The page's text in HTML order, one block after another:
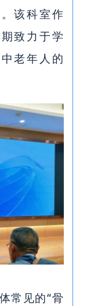
该科室作
致力于学
老年人的
常见的“骨